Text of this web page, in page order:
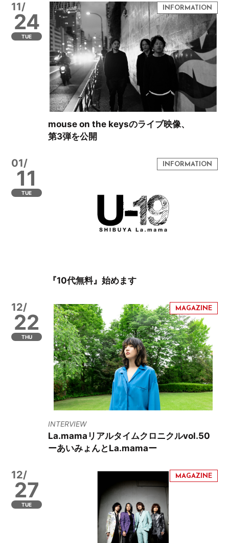
11/
24
TUE
mouse on the keysのライブ映像、
第3弾を公開
01/
11
TUE
『10代無料』始めます
12/
22
THU
INTERVIEW
La.mamaリアルタイムクロニクルvol.50
ーあいみょんとLa.mamaー
12/
27
TUE